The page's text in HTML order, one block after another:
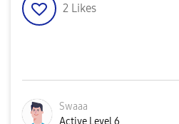
2 Likes
Swaaa
Active Level 6